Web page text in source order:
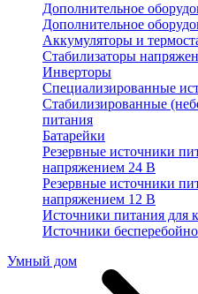
Дополнительное
Дополнительное
Аккумуляторы и
Стабилизаторы
Инверторы
Специализированные
Стабилизированные
питания
Батарейки
Резервные источники
напряжением 24 В
Резервные источники
напряжением 12 В
Источники питания для
Источники
Умный дом